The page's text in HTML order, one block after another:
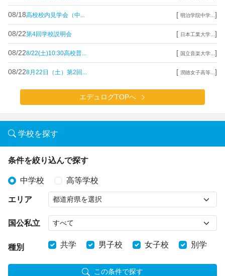
08/18高校校内見学会（中... [ 明治学院中学... ]
08/22第4回学校説明会 [ 日本工業大学... ]
08/228/22(土)10:30高校普... [ 国立音楽大学... ]
08/228月22日（土）第2回... [ 潤徳女子高等... ]
エデュログTOPへ
学校を探す
条件を絞り込んで探す
中学校 高等学校
エリア
国公私立
種別 共学 男子校 女子校 別学
この条件で探す